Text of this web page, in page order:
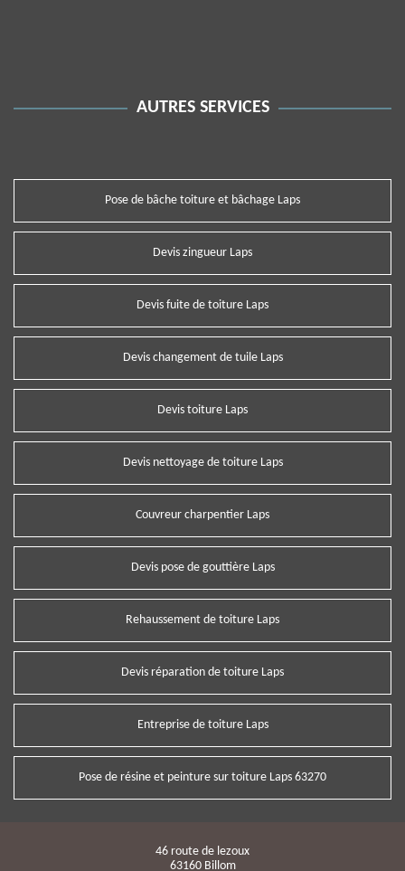
AUTRES SERVICES
Pose de bâche toiture et bâchage Laps
Devis zingueur Laps
Devis fuite de toiture Laps
Devis changement de tuile Laps
Devis toiture Laps
Devis nettoyage de toiture Laps
Couvreur charpentier Laps
Devis pose de gouttière Laps
Rehaussement de toiture Laps
Devis réparation de toiture Laps
Entreprise de toiture Laps
Pose de résine et peinture sur toiture Laps 63270
46 route de lezoux
63160 Billom